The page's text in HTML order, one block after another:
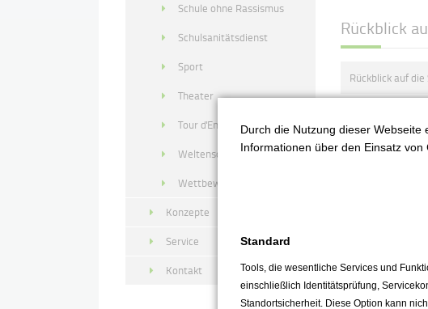
Rückblick
Rückblick auf
Jugend
Landesfinale
Schule ohne Rassismus
Schulsanitätsdienst
Sport
Theater
Tour d'Energie
Weltenschreiber
Wettbewerbe
Konzepte
Service
Kontakt
Durch die Nutzung dieser
Informationen über den Einsatz
Standard
Tools, die wesentliche Services und
einschließlich Identitätsprüfung,
Standortsicherheit. Diese Option kann